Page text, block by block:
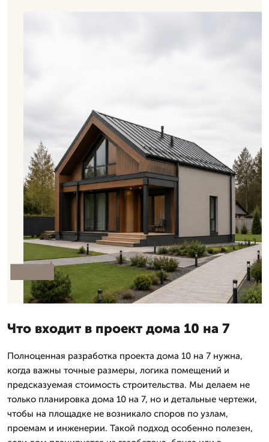
Что входит в проект дома 10 на 7
Полноценная разработка проекта дома 10 на 7 нужна,
когда важны точные размеры, логика помещений и
предсказуемая стоимость строительства. Мы делаем не
только планировка дома 10 на 7, но и детальные чертежи,
чтобы на площадке не возникало споров по узлам,
проемам и инженерии. Такой подход особенно полезен,